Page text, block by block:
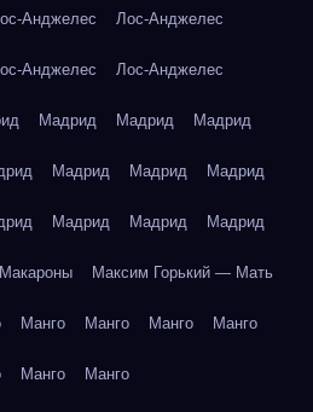
Анджелес Лос-Анджелес
Анджелес Лос-Анджелес
Мадрид Мадрид Мадрид
Мадрид Мадрид Мадрид
Мадрид Мадрид Мадрид
Макароны Максим Горький — Мать
Манго Манго Манго Манго
Манго Манго